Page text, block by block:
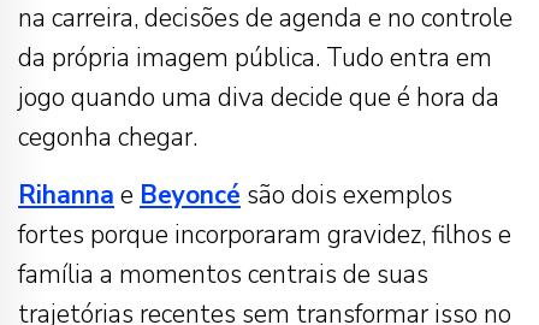
na carreira, decisões de agenda e no controle
da própria imagem pública. Tudo entra em
jogo quando uma diva decide que é hora da
cegonha chegar.
Rihanna e Beyoncé são dois exemplos
fortes porque incorporaram gravidez, filhos e
família a momentos centrais de suas
trajetórias recentes sem transformar isso no